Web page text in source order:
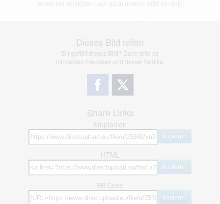
Dieses Bild teilen
Dir gefällt dieses Bild? Dann teile es
mit deinen Freunden und deiner Familie.
Share Links
Empfohlen
kopieren
HTML
kopieren
BB Code
kopieren